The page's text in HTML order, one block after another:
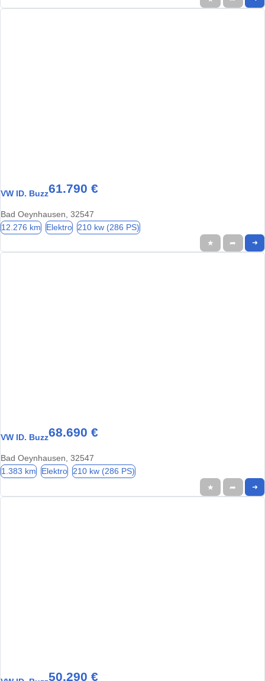
VW ID. Buzz61.790 €
Bad Oeynhausen, 32547
12.276 km Elektro 210 kw (286 PS)
★ ➦ ➜
VW ID. Buzz68.690 €
Bad Oeynhausen, 32547
1.383 km Elektro 210 kw (286 PS)
★ ➦ ➜
50.290 €